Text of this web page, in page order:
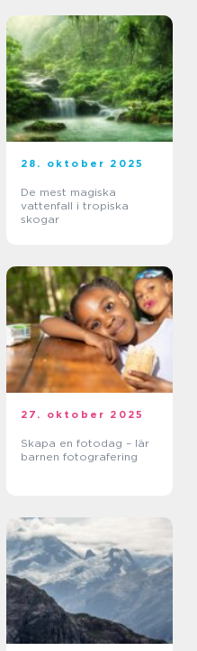
28. oktober 2025
De mest magiska
vattenfall i tropiska
skogar
27. oktober 2025
Skapa en fotodag – lär
barnen fotografering